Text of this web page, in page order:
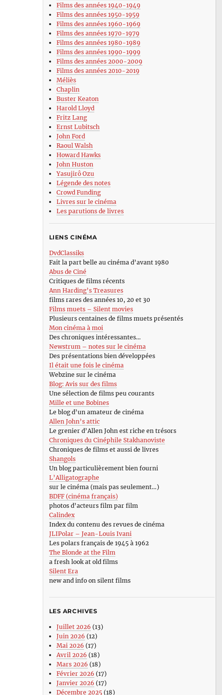
Films des années 1940-1949
Films des années 1950-1959
Films des années 1960-1969
Films des années 1970-1979
Films des années 1980-1989
Films des années 1990-1999
Films des années 2000-2009
Films des années 2010-2019
Méliès
Chaplin
Buster Keaton
Harold Lloyd
Fritz Lang
Ernst Lubitsch
John Ford
Raoul Walsh
Howard Hawks
John Huston
Yasujirô Ozu
Légende des notes
Crowd Funding
Livres sur le cinéma
Les parutions de livres
LIENS CINÉMA
DvdClassiks
Fait la part belle au cinéma d’avant 1980
Abus de Ciné
Critiques de films récents
Ann Harding’s Treasures
films rares des années 10, 20 et 30
Films muets – Silent movies
Plusieurs centaines de films muets présentés
Mon cinéma à moi
Des chroniques intéressantes…
Newstrum – notes sur le cinéma
Des présentations bien développées
Il était une fois le cinéma
Webzine sur le cinéma
Blog: Avis sur des films
Une sélection de films peu courants
Mille et une Bobines
Le blog d’un amateur de cinéma
Allen John’s attic
Le grenier d’Allen John est riche en trésors
Chroniques du Cinéphile Stakhanoviste
Chroniques de films et aussi de livres
Shangols
Un blog particulièrement bien fourni
L’Alligatographe
sur le cinéma (mais pas seulement…)
BDFF (cinéma français)
photos d’acteurs film par film
Calindex
Index du contenu des revues de cinéma
JLIPolar – Jean-Louis Ivani
Les polars français de 1945 à 1962
The Blonde at the Film
a fresh look at old films
Silent Era
new and info on silent films
LES ARCHIVES
Juillet 2026 (13)
Juin 2026 (12)
Mai 2026 (17)
Avril 2026 (18)
Mars 2026 (18)
Février 2026 (17)
Janvier 2026 (17)
Décembre 2025(18)